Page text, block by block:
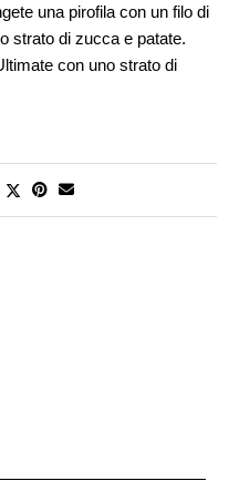
una pirofila con un filo di
strato di zucca e patate.
con uno strato di
delle verdure e
Cuocete in forno a 200°